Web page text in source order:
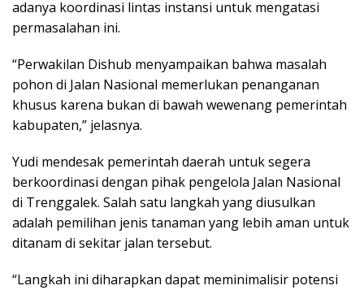
adanya koordinasi lintas instansi untuk mengatasi
permasalahan ini.
“Perwakilan Dishub menyampaikan bahwa masalah
pohon di Jalan Nasional memerlukan penanganan
khusus karena bukan di bawah wewenang pemerintah
kabupaten,” jelasnya.
Yudi mendesak pemerintah daerah untuk segera
berkoordinasi dengan pihak pengelola Jalan Nasional
di Trenggalek. Salah satu langkah yang diusulkan
adalah pemilihan jenis tanaman yang lebih aman untuk
ditanam di sekitar jalan tersebut.
“Langkah ini diharapkan dapat meminimalisir potensi